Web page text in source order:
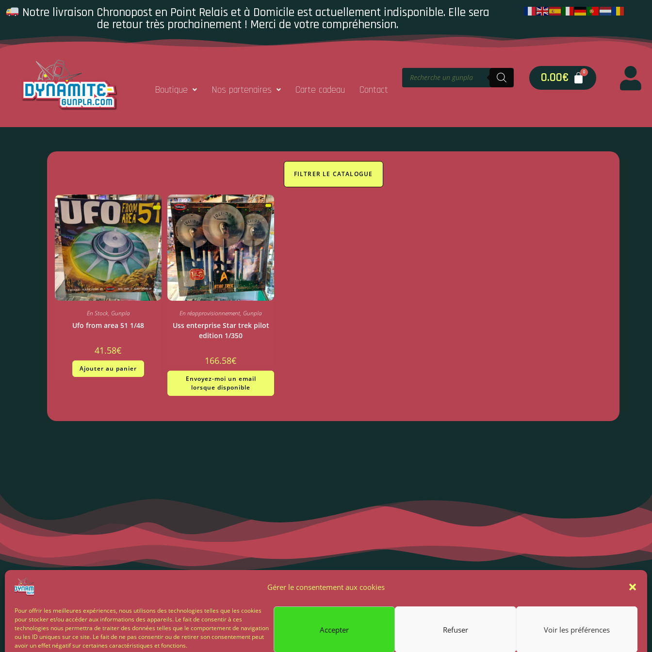
Gérer le consentement aux cookies
Pour offrir les meilleures expériences, nous utilisons des technologies telles que les cookies
pour stocker et/ou accéder aux informations des appareils. Le fait de consentir à ces
technologies nous permettra de traiter des données telles que le comportement de navigation
ou les ID uniques sur ce site. Le fait de ne pas consentir ou de retirer son consentement peut
avoir un effet négatif sur certaines caractéristiques et fonctions.
Accepter Refuser Voir les préférences
Notre livraison Chronopost en Point Relais et à Domicile est actuellement indisponible. Elle sera
de retour très prochainement ! Merci de votre compréhension.
Boutique Nos partenaires Carte cadeau Contact
0.00€
FILTRER LE CATALOGUE
En Stock, Gunpla
Ufo from area 51 1/48
41.58€
Ajouter au panier
En réapprovisionnement, Gunpla
Uss enterprise Star trek pilot
edition 1/350
166.58€
Envoyez-moi un email
lorsque disponible
Conditions générales de vente
85 500 Les Herbiers